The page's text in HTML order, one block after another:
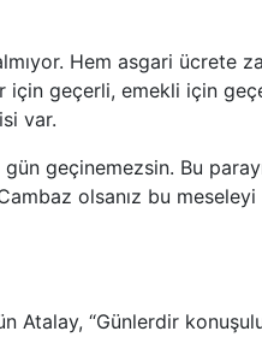
Hem asgari ücrete
için geçerli, emekli için
var.
geçinemezsin. Bu
olsanız bu meseleyi
Atalay, “Günlerdir